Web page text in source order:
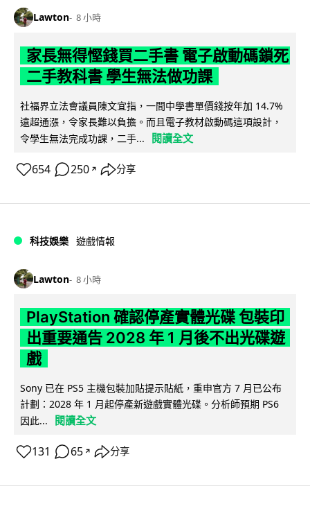
Lawton 8 小時
家長無得慳錢買二手書 電子啟動碼鎖死
二手教科書 學生無法做功課
社福界立法會議員陳文宜指，一間中學書單價錢按年加 14.7%
遠超通漲，令家長難以負擔。而且電子教材啟動碼這項設計，
令學生無法完成功課，二手...
閱讀全文
654 250 ↗ 分享
科技娛樂 遊戲情報
Lawton 8 小時
PlayStation 確認停產實體光碟 包裝印
出重要通告 2028 年 1 月後不出光碟遊
戲
Sony 已在 PS5 主機包裝加貼提示貼紙，重申官方 7 月已公布
計劃：2028 年 1 月起停產新遊戲實體光碟。分析師預期 PS6
因此...
閱讀全文
131 65 ↗ 分享